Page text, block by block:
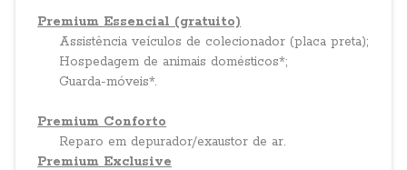
Premium Essencial (gratuito)
Assistência veículos de colecionador (placa preta);
Hospedagem de animais domésticos*;
Guarda-móveis*.
Premium Conforto
Reparo em depurador/exaustor de ar.
Premium Exclusive